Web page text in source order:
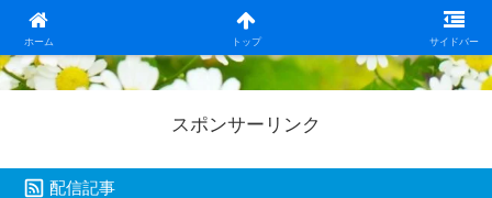
ホーム トップ サイドバー
日本第一！ニュース録
スポンサーリンク
配信記事